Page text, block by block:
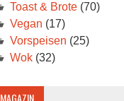
Toast & Brote(70)
Vegan (17)
Vorspeisen (25)
Wok(32)